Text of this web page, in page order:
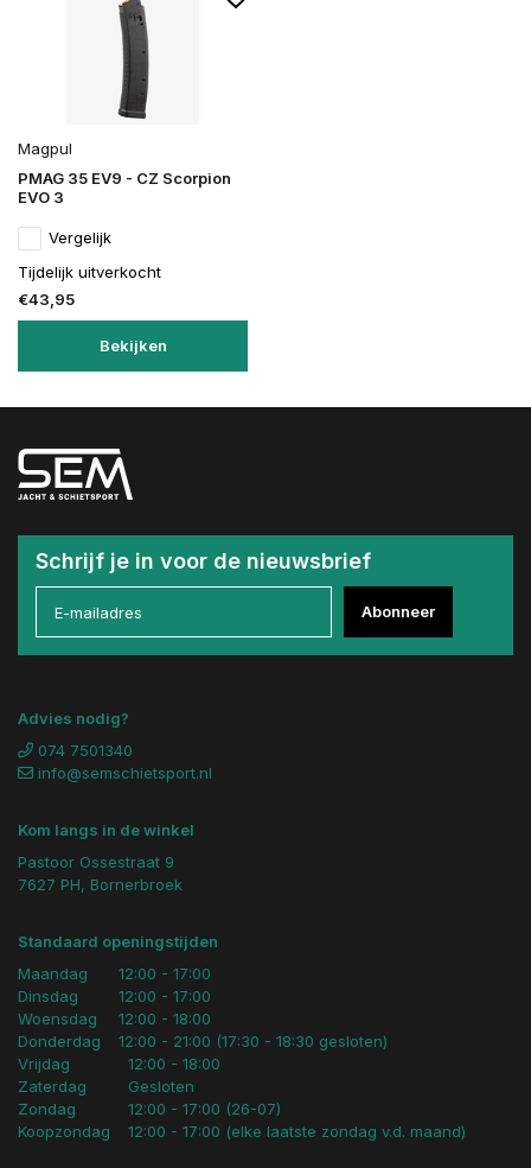
Magpul
PMAG 35 EV9 - CZ Scorpion
EVO 3
Vergelijk
Tijdelijk uitverkocht
€43,95
Bekijken
Schrijf je in voor de nieuwsbrief
Abonneer
Advies nodig?
074 7501340
info@semschietsport.nl
Kom langs in de winkel
Pastoor Ossestraat 9
7627 PH, Bornerbroek
Standaard openingstijden
Maandag
Dinsdag
Woensdag
Donderdag
12:00 - 17:00
12:00 - 17:00
12:00 - 18:00
12:00 - 21:00 (17:30 - 18:30 gesloten)
Vrijdag
Zaterdag
Zondag
Koopzondag
12:00 - 18:00
Gesloten
12:00 - 17:00 (26-07)
12:00 - 17:00 (elke laatste zondag v.d. maand)